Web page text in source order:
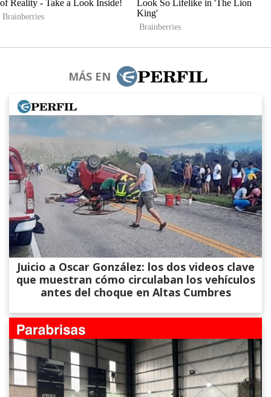
MÁS EN
Juicio a Oscar González: los dos videos clave
que muestran cómo circulaban los vehículos
antes del choque en Altas Cumbres